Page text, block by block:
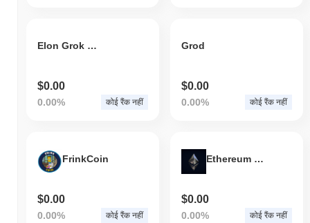
Elon Grok Cat
$0.00
0.00% कोई रैंक नहीं
Grod
$0.00
0.00% कोई रैंक नहीं
FrinkCoin
$0.00
0.00% कोई रैंक नहीं
Ethereum Generator
$0.00
0.00% कोई रैंक नहीं